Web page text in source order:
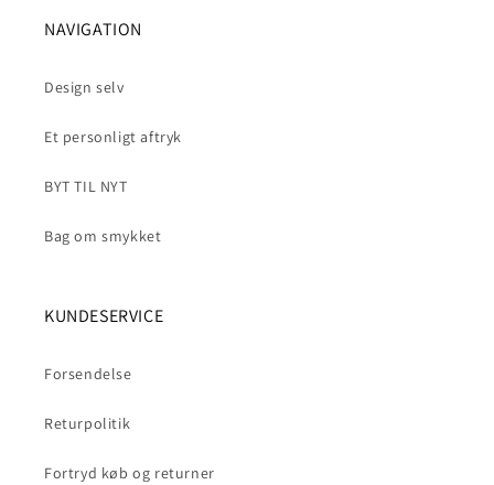
NAVIGATION
Design selv
Et personligt aftryk
BYT TIL NYT
Bag om smykket
KUNDESERVICE
Forsendelse
Returpolitik
Fortryd køb og returner